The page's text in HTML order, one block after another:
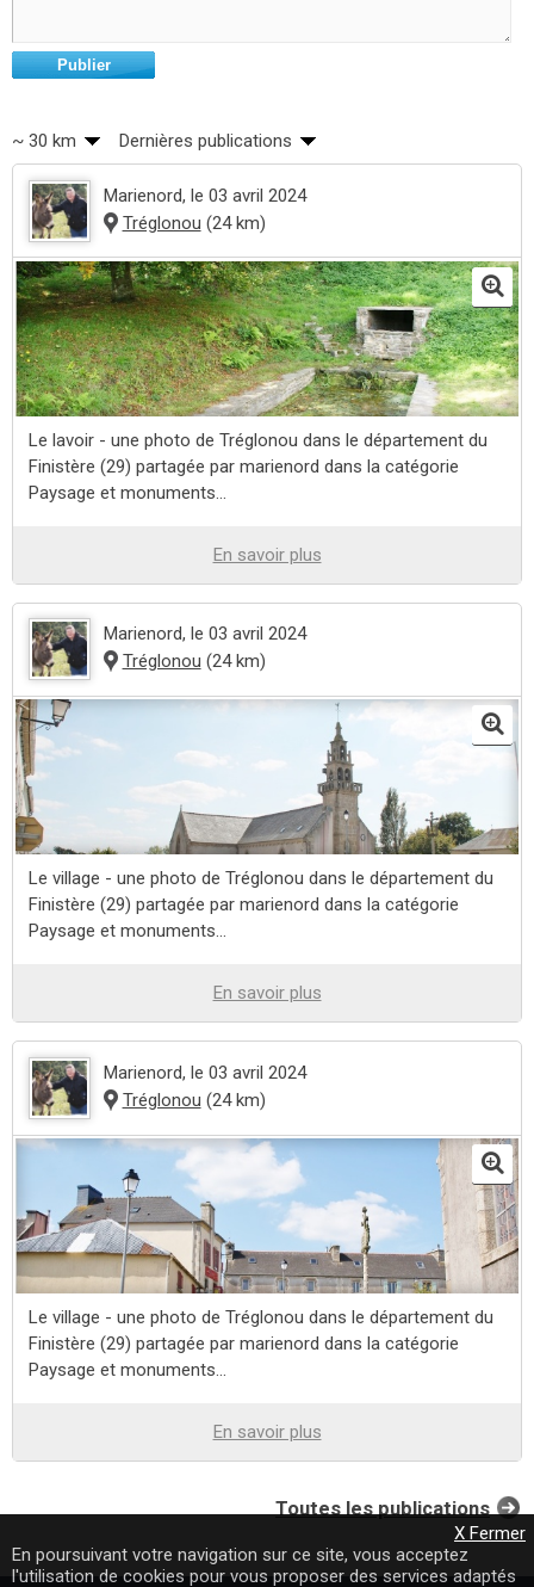
Publier
~ 30 km Dernières publications
Marienord, le 03 avril 2024
Tréglonou (24 km)
Le lavoir - une photo de Tréglonou dans le département du
Finistère (29) partagée par marienord dans la catégorie
Paysage et monuments...
En savoir plus
Marienord, le 03 avril 2024
Tréglonou (24 km)
Le village - une photo de Tréglonou dans le département du
Finistère (29) partagée par marienord dans la catégorie
Paysage et monuments...
En savoir plus
Marienord, le 03 avril 2024
Tréglonou (24 km)
Le village - une photo de Tréglonou dans le département du
Finistère (29) partagée par marienord dans la catégorie
Paysage et monuments...
En savoir plus
Toutes les publications
X Fermer
En poursuivant votre navigation sur ce site, vous acceptez
l'utilisation de cookies pour vous proposer des services adaptés